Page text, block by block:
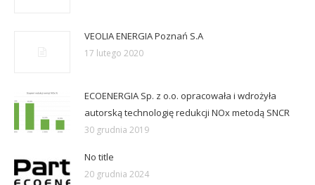
VEOLIA ENERGIA Poznań S.A
17 lutego 2020
ECOENERGIA Sp. z o.o. opracowała i wdrożyła
autorską technologię redukcji NOx metodą SNCR
30 grudnia 2019
No title
20 grudnia 2024